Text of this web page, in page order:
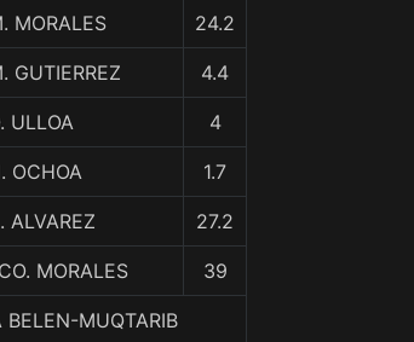
MORALES 24.2
GUTIERREZ 4.4
ULLOA 4
OCHOA 1.7
ALVAREZ 27.2
MORALES 39
MUQTARIB